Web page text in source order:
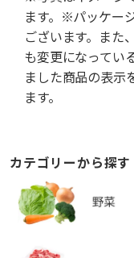
ます。※パッケー
ございます。また
も変更になってい
ました商品の表示
ます。
カテゴリーから探す